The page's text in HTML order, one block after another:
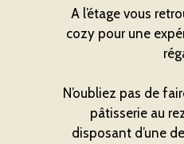
A l’étage vous
cozy pour une
N’oubliez pas de
pâtisserie au
disposant d’une